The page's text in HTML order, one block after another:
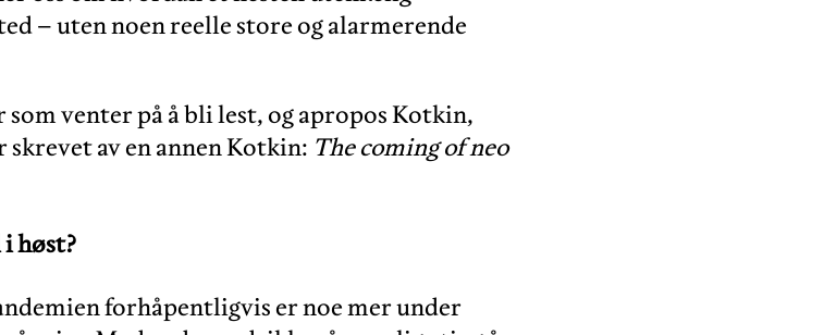
– uten noen reelle store og alarmerende
som venter på å bli lest, og apropos Kotkin,
av en annen Kotkin: The coming of neo
høst?
forhåpentligvis er noe mer under